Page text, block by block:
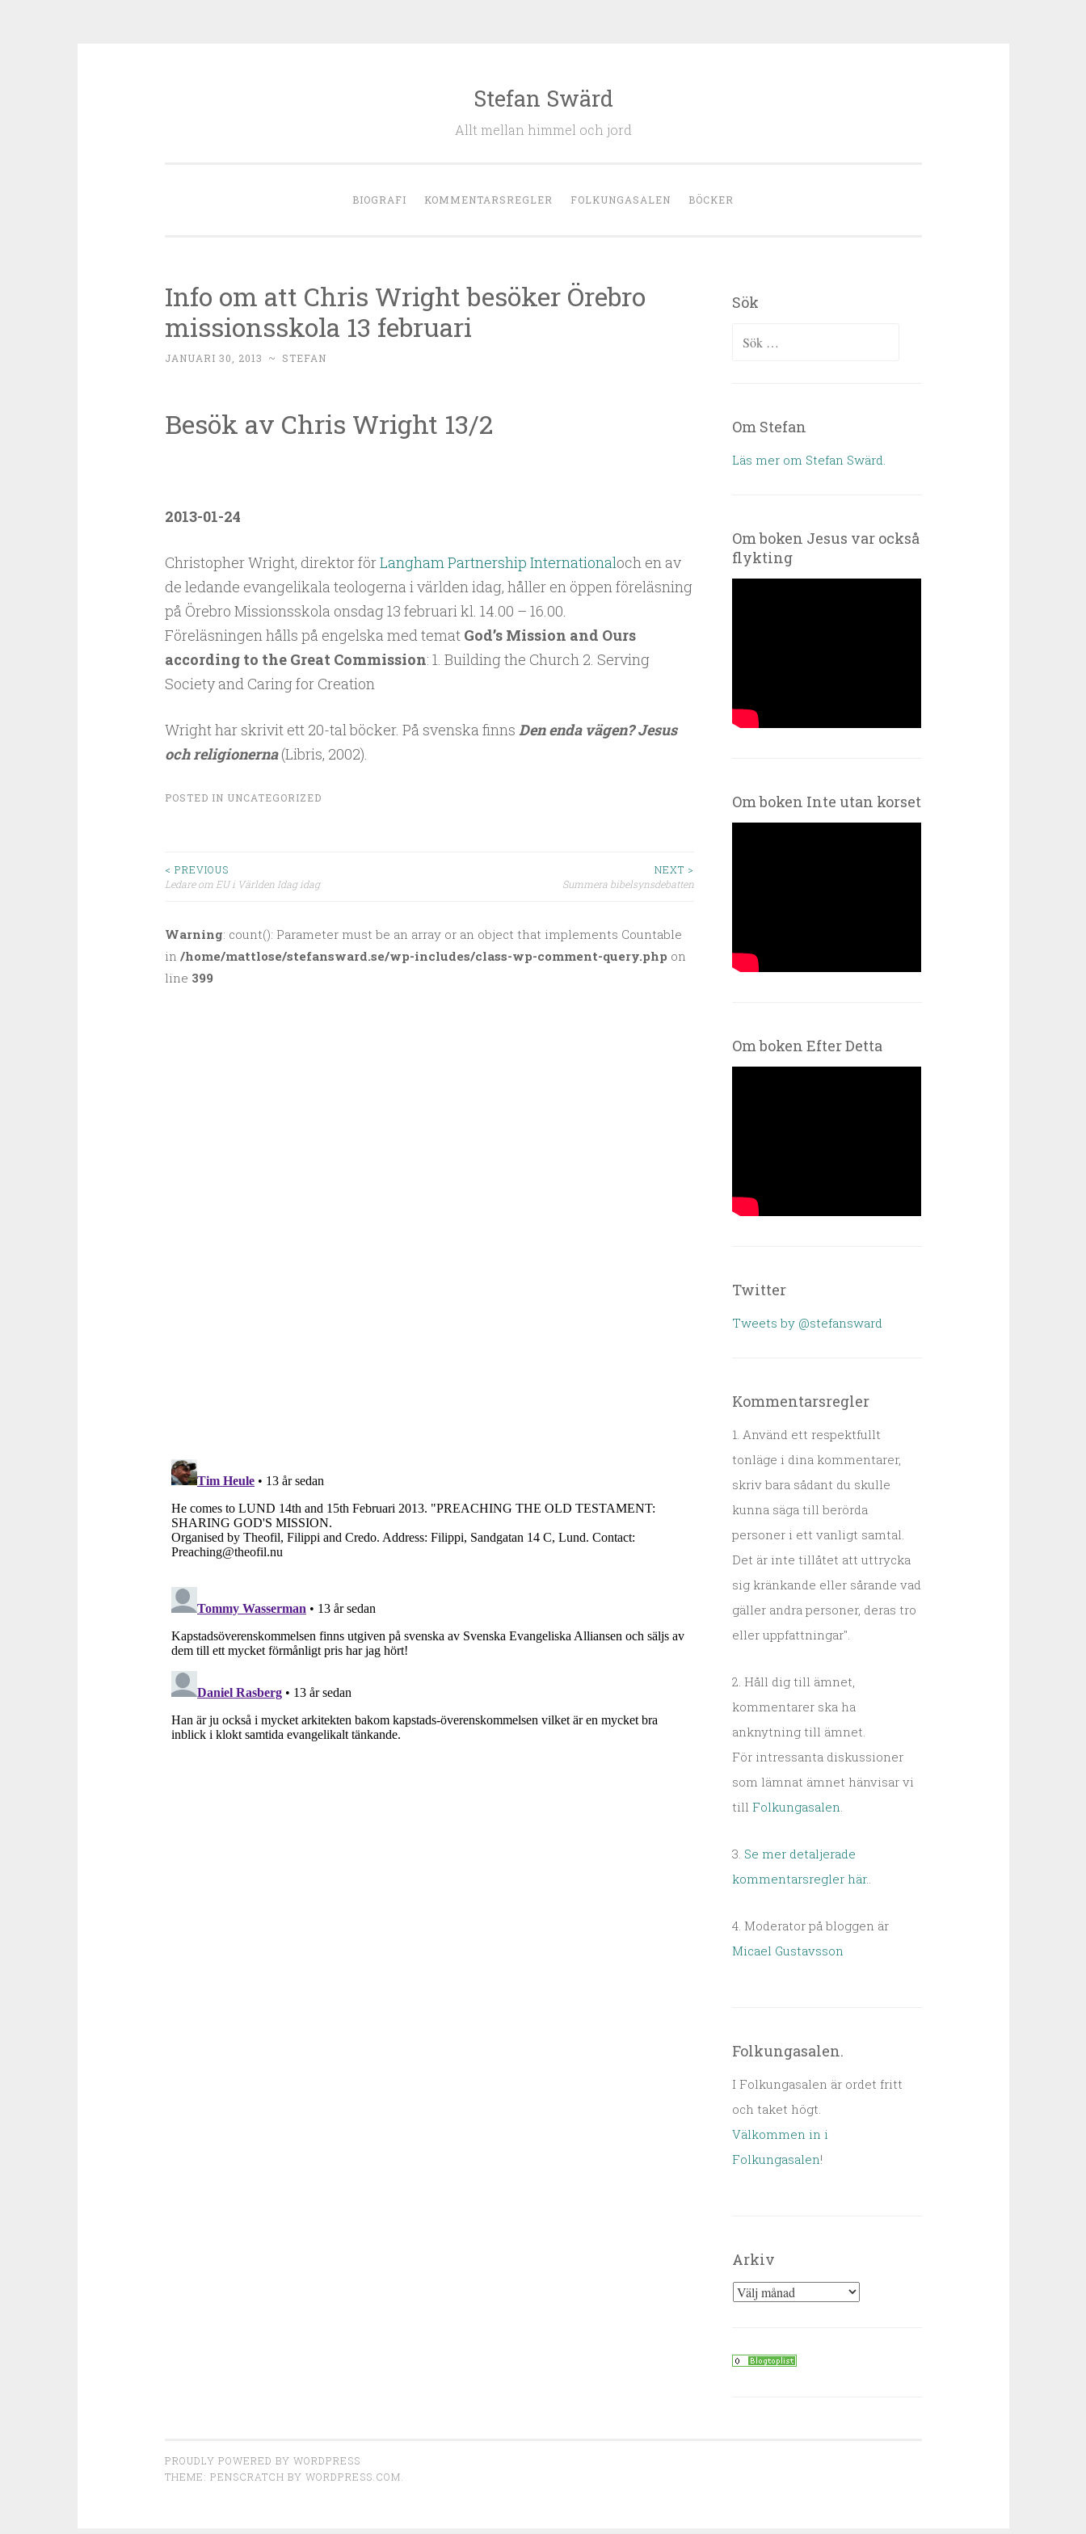
Stefan Swärd
Allt mellan himmel och jord
BIOGRAFI KOMMENTARSREGLER FOLKUNGASALEN BÖCKER
Info om att Chris Wright besöker Örebro
missionsskola 13 februari
JANUARI 30, 2013 ~ STEFAN
Besök av Chris Wright 13/2
2013-01-24
Christopher Wright, direktor förLangham Partnership Internationaloch en av
de ledande evangelikala teologerna i världen idag, håller en öppen föreläsning
på Örebro Missionsskola onsdag 13 februari kl. 14.00 – 16.00.
Föreläsningen hålls på engelska med temat God’s Mission and Ours
according to the Great Commission: 1. Building the Church 2. Serving
Society and Caring for Creation
Wright har skrivit ett 20-tal böcker. På svenska finns Den enda vägen? Jesus
och religionerna(Libris, 2002).
POSTED IN UNCATEGORIZED
< PREVIOUS
Ledare om EU i Världen Idag idag
NEXT >
Summera bibelsynsdebatten
Warning: count(): Parameter must be an array or an object that implements Countable
in /home/mattlose/stefansward.se/wp-includes/class-wp-comment-query.php on
line 399
Sök
Sök efter:
Om Stefan
Läs mer om Stefan Swärd.
Om boken Jesus var också
flykting
Om boken Inte utan korset
Om boken Efter Detta
Twitter
Tweets by @stefansward
Kommentarsregler
1. Använd ett respektfullt
tonläge i dina kommentarer,
skriv bara sådant du skulle
kunna säga till berörda
personer i ett vanligt samtal.
Det är inte tillåtet att uttrycka
sig kränkande eller sårande vad
gäller andra personer, deras tro
eller uppfattningar".
2. Håll dig till ämnet,
kommentarer ska ha
anknytning till ämnet.
För intressanta diskussioner
som lämnat ämnet hänvisar vi
till Folkungasalen.
3. Se mer detaljerade
kommentarsregler här..
4. Moderator på bloggen är
Micael Gustavsson
Folkungasalen.
I Folkungasalen är ordet fritt
och taket högt.
Välkommen in i
Folkungasalen!
Arkiv
Arkiv
PROUDLY POWERED BY WORDPRESS
THEME: PENSCRATCH BY WORDPRESS.COM